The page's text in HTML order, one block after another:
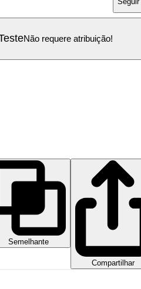
Não requere atribuição!
Semelhante
Compartilhar